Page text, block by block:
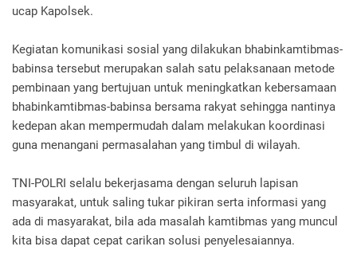
ucap Kapolsek.
Kegiatan komunikasi sosial yang dilakukan bhabinkamtibmas-
babinsa tersebut merupakan salah satu pelaksanaan metode
pembinaan yang bertujuan untuk meningkatkan kebersamaan
bhabinkamtibmas-babinsa bersama rakyat sehingga nantinya
kedepan akan mempermudah dalam melakukan koordinasi
guna menangani permasalahan yang timbul di wilayah.
TNI-POLRI selalu bekerjasama dengan seluruh lapisan
masyarakat, untuk saling tukar pikiran serta informasi yang
ada di masyarakat, bila ada masalah kamtibmas yang muncul
kita bisa dapat cepat carikan solusi penyelesaiannya.